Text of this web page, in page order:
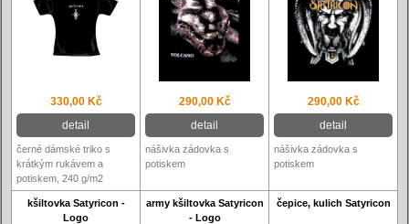
330,00 Kč
detail
290,00 Kč
detail
290,00 Kč
detail
černé dámské triko s
krátkým rukávem a
potiskem, 240 g/m2
nášivka zádovka s
potiskem
nášivka zádovka s
potiskem
kšiltovka Satyricon -
Logo
army kšiltovka Satyricon
- Logo
čepice, kulich Satyricon